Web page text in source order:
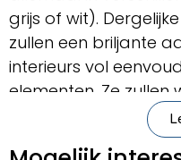
grijs of wit).
zullen een briljante
interieurs vol
elementen. Ze zullen
anterooms,